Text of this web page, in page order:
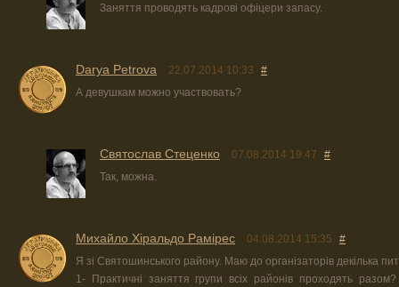
Заняття проводять кадрові офіцери запасу.
Darya Petrova 22.07.2014 10:33
#
А девушкам можно участвовать?
Святослав Стеценко 07.08.2014 19:47
#
Так, можна.
Михайло Хіральдо Рамірес 04.08.2014 15:35
#
Я зі Святошинського району. Маю до організаторів декілька
1- Практичні заняття групи всіх районів проходять